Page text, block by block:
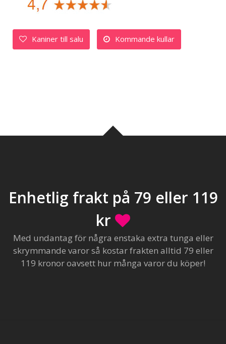
Kaniner till salu Kommande kullar
Enhetlig frakt på 79 eller 119
kr
Med undantag för några enstaka extra tunga eller
skrymmande varor så kostar frakten alltid 79 eller
119 kronor oavsett hur många varor du köper!